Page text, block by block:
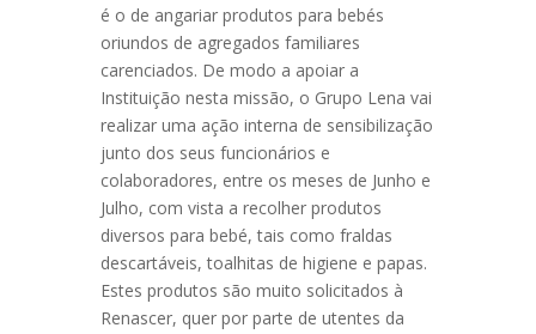
é o de angariar produtos para bebés
oriundos de agregados familiares
carenciados. De modo a apoiar a
Instituição nesta missão, o Grupo Lena vai
realizar uma ação interna de sensibilização
junto dos seus funcionários e
colaboradores, entre os meses de Junho e
Julho, com vista a recolher produtos
diversos para bebé, tais como fraldas
descartáveis, toalhitas de higiene e papas.
Estes produtos são muito solicitados à
Renascer, quer por parte de utentes da